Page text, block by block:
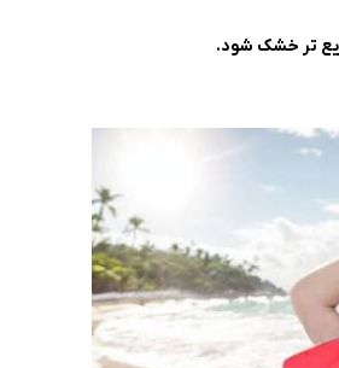
تر خشک شود.